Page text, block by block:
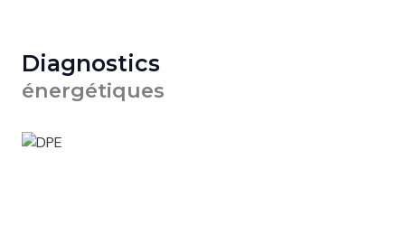
Diagnostics
énergétiques